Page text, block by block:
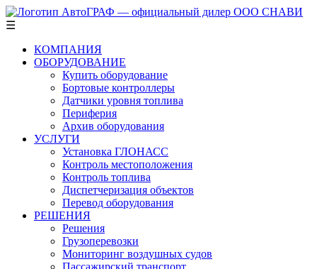
☰
КОМПАНИЯ
ОБОРУДОВАНИЕ
Купить оборудование
Бортовые контроллеры
Датчики уровня топлива
Периферия
Архив оборудования
УСЛУГИ
Установка ГЛОНАСС
Контроль местоположения
Контроль топлива
Диспетчеризация объектов
Перевод оборудования
РЕШЕНИЯ
Решения
Грузоперевозки
Мониторинг воздушных судов
Пассажирский транспорт